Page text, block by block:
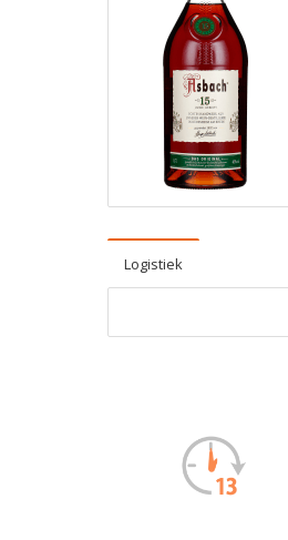
Logistiek